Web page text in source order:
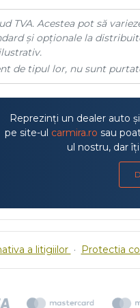
TVA. Acestea pot să
și opționale la
de tipul lor, nu sunt
Reprezinți un dealer auto
pe site-ul carmira.ro sau
ul nostru, dar
a litigiilor · Protectia